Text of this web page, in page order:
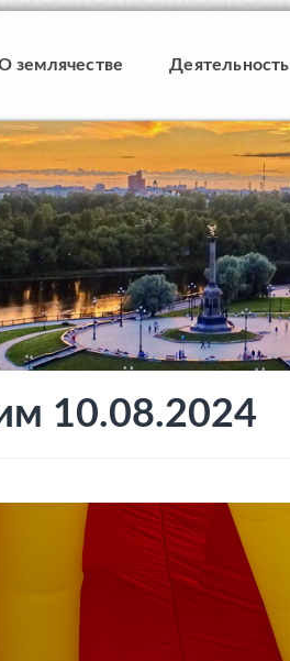
землячестве Деятельность
10.08.2024